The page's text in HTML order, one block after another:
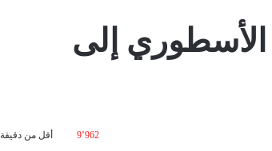
الأسطوري إلى
9٬962 أقل من دقيقة